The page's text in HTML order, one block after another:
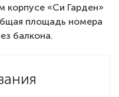
корпусе «Си Гарден»
площадь номера
балкона.